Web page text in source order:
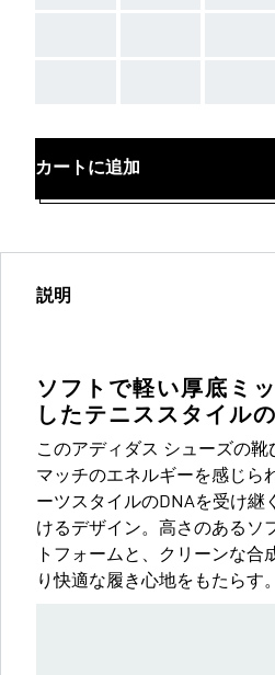
カートに追加
説明
ソフトで軽い厚底ミ
したテニススタイル
このアディダス シューズの
マッチのエネルギーを感じら
ーツスタイルのDNAを受け継
けるデザイン。高さのあるソ
トフォームと、クリーンな合
り快適な履き心地をもたらす。